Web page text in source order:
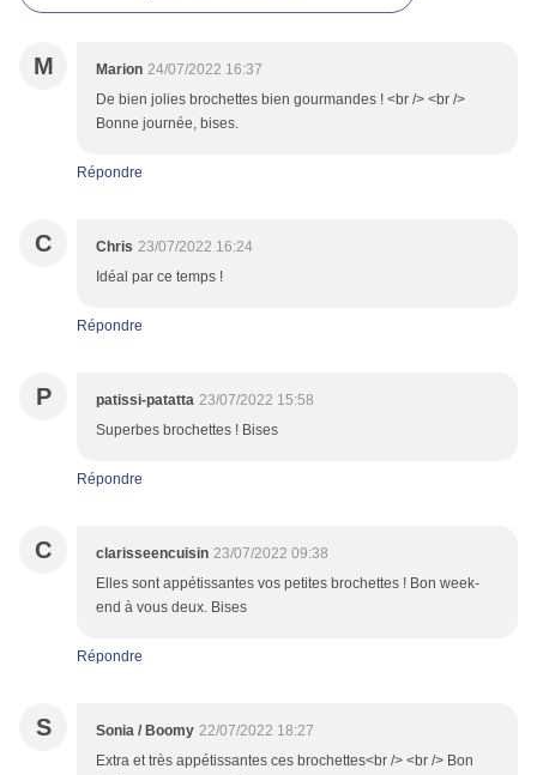
M Marion 24/07/2022 16:37
De bien jolies brochettes bien gourmandes ! <br /> <br />
Bonne journée, bises.
Répondre
C Chris 23/07/2022 16:24
Idéal par ce temps !
Répondre
P patissi-patatta 23/07/2022 15:58
Superbes brochettes ! Bises
Répondre
C clarisseencuisin 23/07/2022 09:38
Elles sont appétissantes vos petites brochettes ! Bon week-
end à vous deux. Bises
Répondre
S Sonia / Boomy 22/07/2022 18:27
Extra et très appétissantes ces brochettes<br /> <br /> Bon